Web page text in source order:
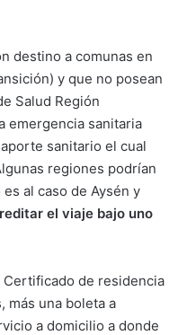
destino a comunas en
y que no posean
Salud Región
emergencia sanitaria
sanitario el cual
regiones podrían
al caso de Aysén y
el viaje bajo uno
Certificado de residencia
más una boleta a
a domicilio a donde